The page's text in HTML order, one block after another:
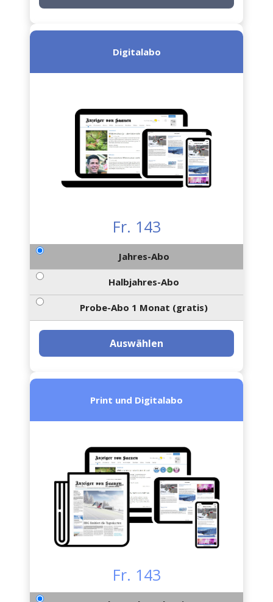
Digitalabo
Fr. 143
Jahres-Abo
Halbjahres-Abo
Probe-Abo 1 Monat (gratis)
Auswählen
Print und Digitalabo
Fr. 143